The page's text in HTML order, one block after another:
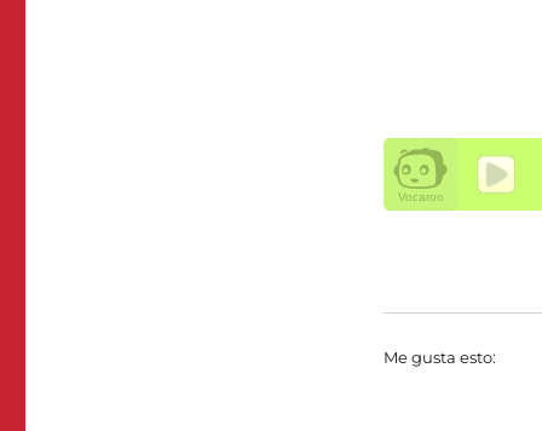
Me gusta esto: